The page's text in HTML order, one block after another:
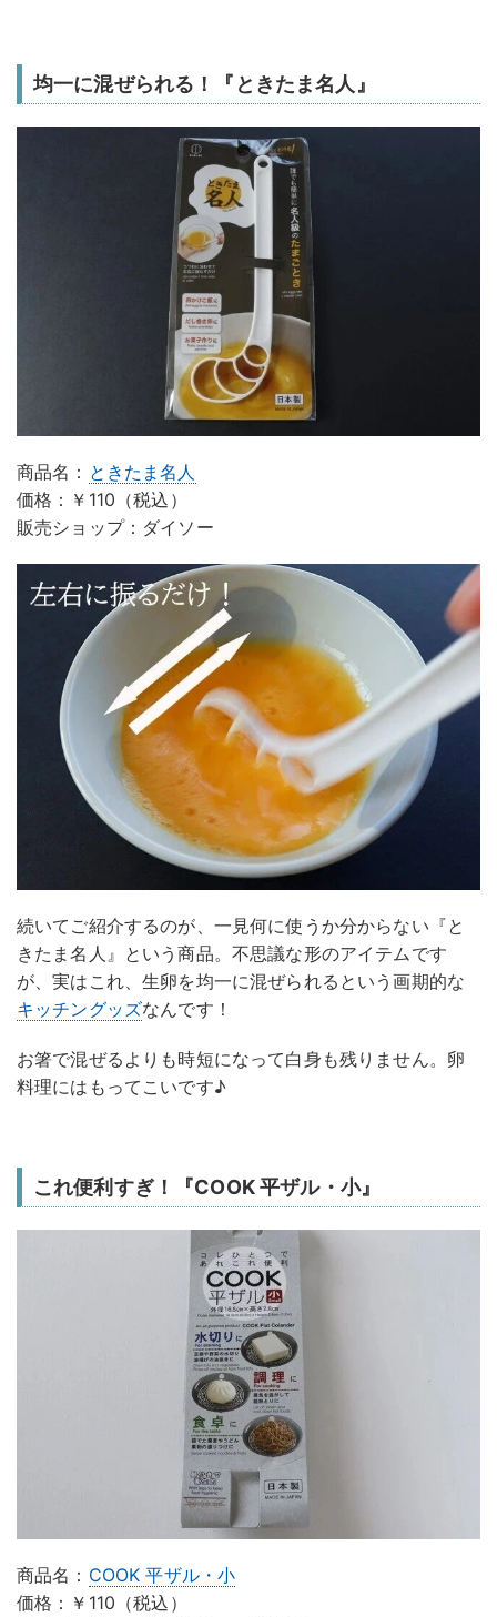
均一に混ぜられる！『ときたま名人』
商品名： ときたま名人
価格：￥110（税込）
販売ショップ：ダイソー
続いてご紹介するのが、一見何に使うか分からない『と
きたま名人』という商品。不思議な形のアイテムです
が、実はこれ、生卵を均一に混ぜられるという画期的な
キッチングッズなんです！
お箸で混ぜるよりも時短になって白身も残りません。卵
料理にはもってこいです♪
これ便利すぎ！『COOK 平ザル・小』
商品名： COOK 平ザル・小
価格：￥110（税込）